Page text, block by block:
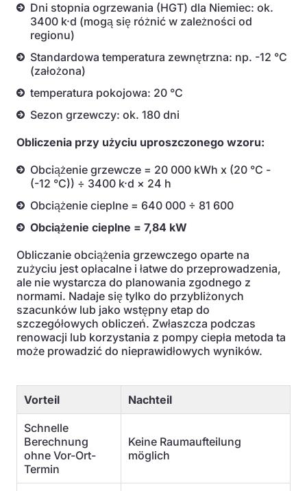
Dni stopnia ogrzewania (HGT) dla Niemiec: ok.
3400 k·d (mogą się różnić w zależności od
regionu)
Standardowa temperatura zewnętrzna: np. -12 °C
(założona)
temperatura pokojowa: 20 °C
Sezon grzewczy: ok. 180 dni
Obliczenia przy użyciu uproszczonego wzoru:
Obciążenie grzewcze = 20 000 kWh x (20 °C -
(-12 °C)) ÷ 3400 k·d × 24 h
Obciążenie cieplne = 640 000 ÷ 81 600
Obciążenie cieplne = 7,84 kW
Obliczanie obciążenia grzewczego oparte na
zużyciu jest opłacalne i łatwe do przeprowadzenia,
ale nie wystarcza do planowania zgodnego z
normami. Nadaje się tylko do przybliżonych
szacunków lub jako wstępny etap do
szczegółowych obliczeń. Zwłaszcza podczas
renowacji lub korzystania z pompy ciepła metoda ta
może prowadzić do nieprawidłowych wyników.
Vorteil Nachteil
Schnelle
Berechnung
ohne Vor-Ort-
Termin
Keine Raumaufteilung
möglich